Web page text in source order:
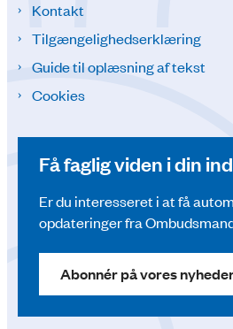
Kontakt
Tilgængelighedserklæring
Guide til oplæsning af tekst
Cookies
Få faglig viden i din
Er du interesseret i at få
opdateringer fra
Abonnér på vores